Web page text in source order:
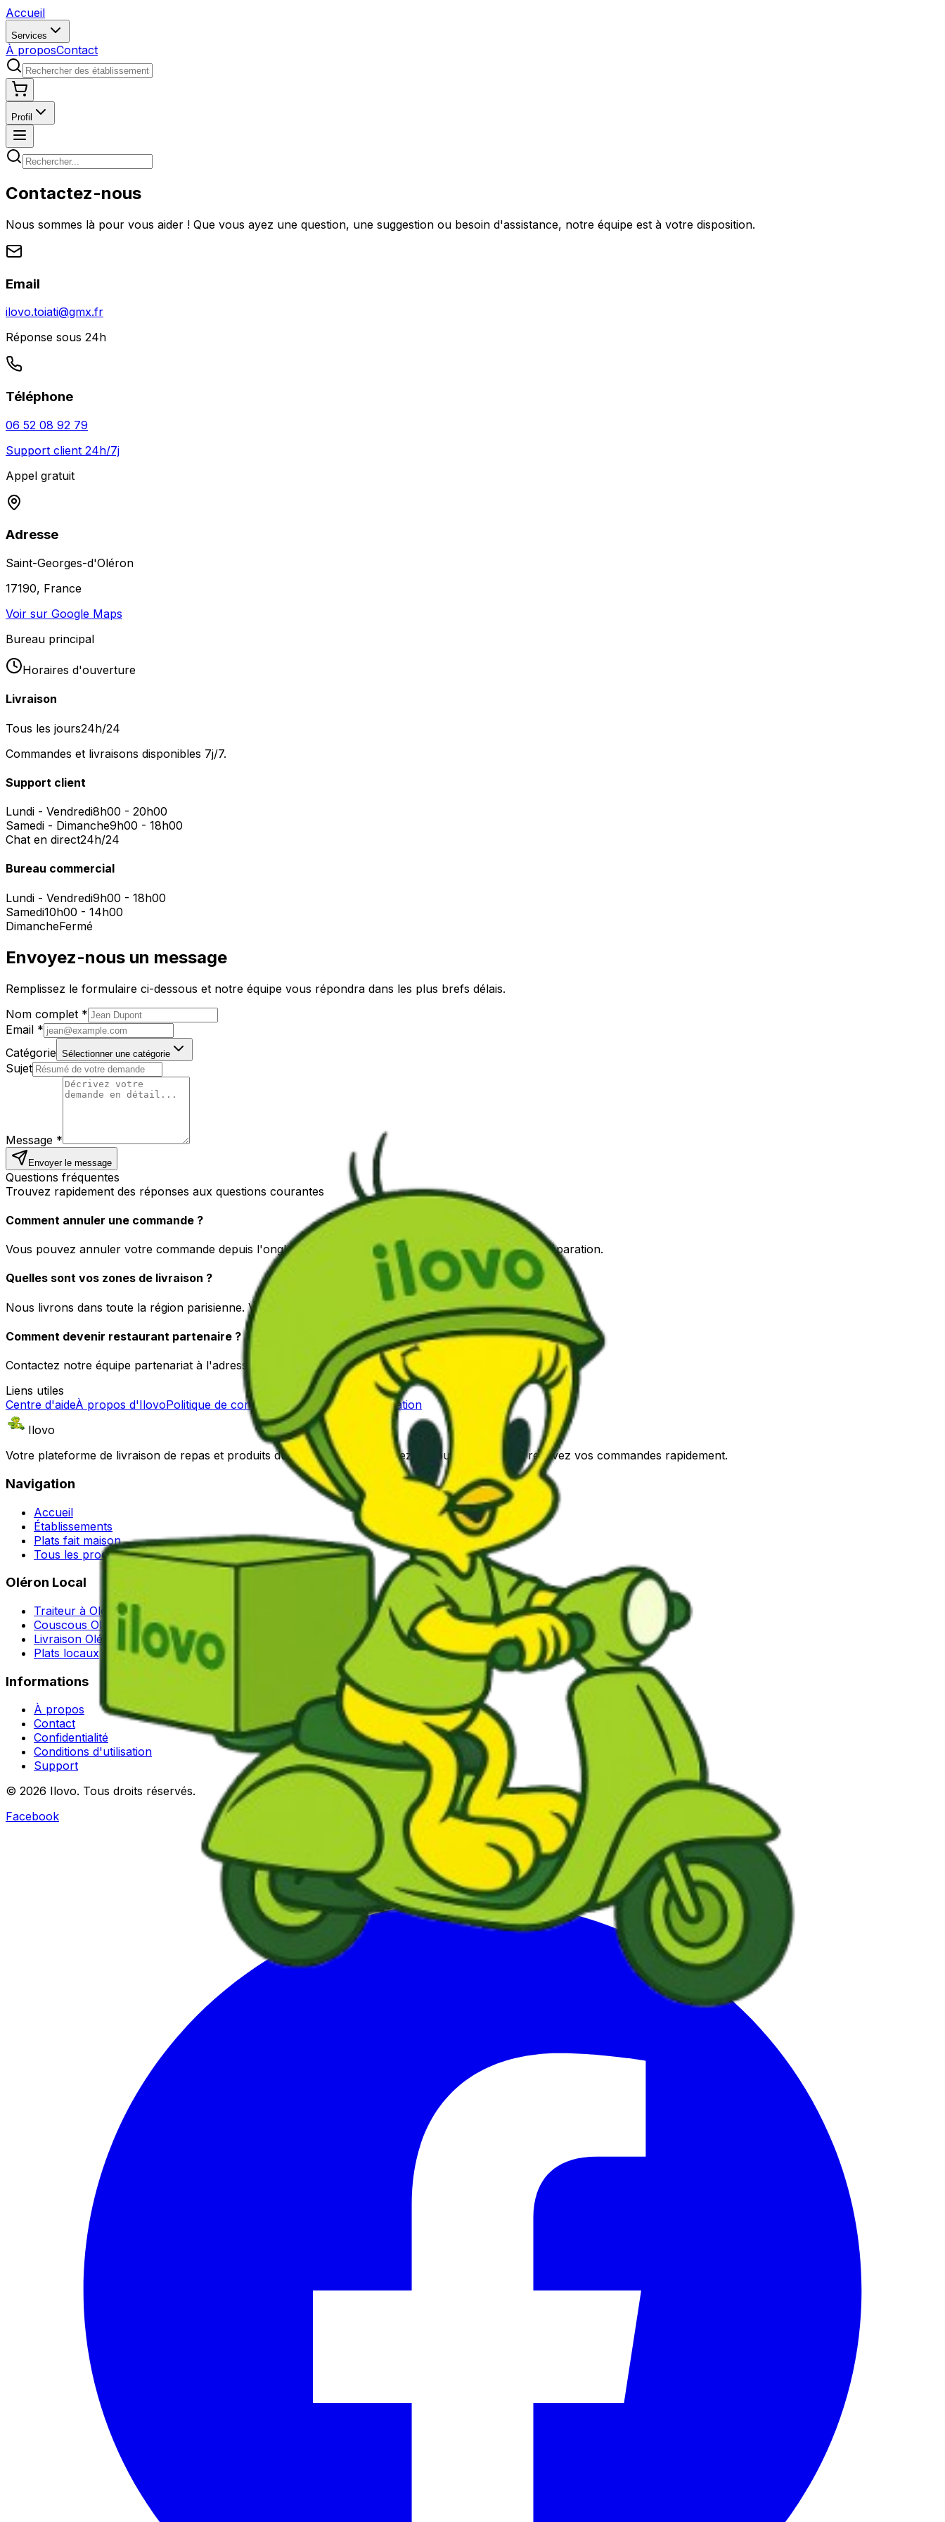
Accueil
Services
À proposContact
Profil
Contactez-nous
Nous sommes là pour vous aider ! Que vous ayez une question, une suggestion ou besoin d'assistance, notre équipe est à votre disposition.
Email
ilovo.toiati@gmx.fr
Réponse sous 24h
Téléphone
06 52 08 92 79
Support client 24h/7j
Appel gratuit
Adresse
Saint-Georges-d'Oléron
17190, France
Voir sur Google Maps
Bureau principal
Horaires d'ouverture
Livraison
Tous les jours24h/24
Commandes et livraisons disponibles 7j/7.
Support client
Lundi - Vendredi8h00 - 20h00
Samedi - Dimanche9h00 - 18h00
Chat en direct24h/24
Bureau commercial
Lundi - Vendredi9h00 - 18h00
Samedi10h00 - 14h00
DimancheFermé
Envoyez-nous un message
Remplissez le formulaire ci-dessous et notre équipe vous répondra dans les plus brefs délais.
Nom complet *
Email *
Catégorie Sélectionner une catégorie
Sujet
Message *
Envoyer le message
Questions fréquentes
Trouvez rapidement des réponses aux questions courantes
Comment annuler une commande ?
Vous pouvez annuler votre commande depuis l'onglet "Mes Commandes" tant qu'elle n'est pas en préparation.
Quelles sont vos zones de livraison ?
Nous livrons dans toute la région parisienne. Vérifiez votre adresse lors de la commande.
Comment devenir restaurant partenaire ?
Contactez notre équipe partenariat à l'adresse ilovo.toiati@gmx.fr pour plus d'informations.
Liens utiles
Centre d'aideÀ propos d'IlovoPolitique de confidentialitéConditions d'utilisation
Ilovo
Votre plateforme de livraison de repas et produits du quotidien. Commandez en toute simplicité et recevez vos commandes rapidement.
Navigation
Accueil
Établissements
Plats fait maison
Tous les produits
Oléron Local
Traiteur à Oléron
Couscous Oléron
Livraison Oléron
Plats locaux
Informations
À propos
Contact
Confidentialité
Conditions d'utilisation
Support
© 2026 Ilovo. Tous droits réservés.
Facebook